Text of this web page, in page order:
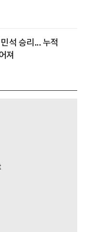
석 승리... 누적
져